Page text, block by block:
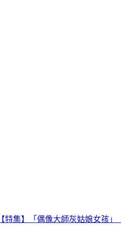
【特集】「偶像大師灰姑娘女孩」